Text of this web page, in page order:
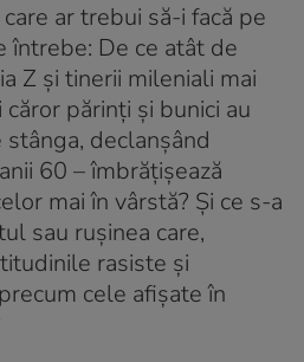
ar trebui să-i facă pe
întrebe: De ce atât de
Z și tinerii mileniali mai
părinți și bunici au
declanșând
60 – îmbrățișează
mai în vârstă? Și ce s-a
sau rușinea care,
rasiste și
cele afișate în